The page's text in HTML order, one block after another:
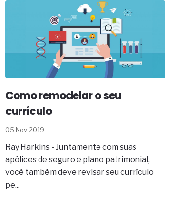
Como remodelar o seu
currículo
05 Nov 2019
Ray Harkins - Juntamente com suas
apólices de seguro e plano patrimonial,
você também deve revisar seu currículo
pe...